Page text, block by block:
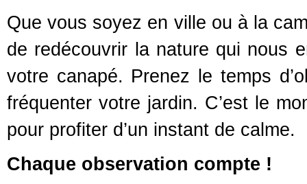
Que vous soyez en ville ou à la
de redécouvrir la nature qui nous
votre canapé. Prenez le temps
fréquenter votre jardin. C’est le
pour profiter d’un instant de calme.
Chaque observation compte !